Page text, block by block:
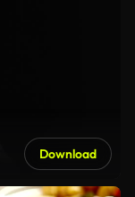
Download